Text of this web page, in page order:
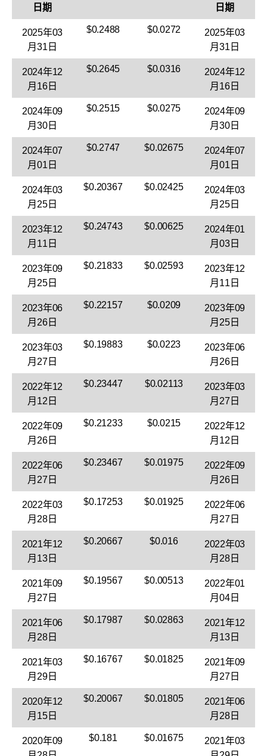
日期
日期
2025年03
月31日
$0.2488 $0.0272
2025年03
月31日
2024年12
月16日
$0.2645 $0.0316
2024年12
月16日
2024年09
月30日
$0.2515 $0.0275
2024年09
月30日
2024年07
月01日
$0.2747 $0.02675
2024年07
月01日
2024年03
月25日
$0.20367 $0.02425
2024年03
月25日
2023年12
月11日
$0.24743 $0.00625
2024年01
月03日
2023年09
月25日
$0.21833 $0.02593
2023年12
月11日
2023年06
月26日
$0.22157 $0.0209
2023年09
月25日
2023年03
月27日
$0.19883 $0.0223
2023年06
月26日
2022年12
月12日
$0.23447 $0.02113
2023年03
月27日
2022年09
月26日
$0.21233 $0.0215
2022年12
月12日
2022年06
月27日
$0.23467 $0.01975
2022年09
月26日
2022年03
月28日
$0.17253 $0.01925
2022年06
月27日
2021年12
月13日
$0.20667 $0.016
2022年03
月28日
2021年09
月27日
$0.19567 $0.00513
2022年01
月04日
2021年06
月28日
$0.17987 $0.02863
2021年12
月13日
2021年03
月29日
$0.16767 $0.01825
2021年09
月27日
2020年12
月15日
$0.20067 $0.01805
2021年06
月28日
2020年09
$0.181 $0.01675
2021年03